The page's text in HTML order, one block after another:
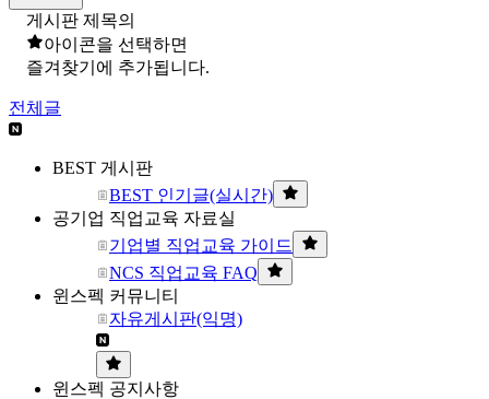
게시판 제목의
아이콘을 선택하면
즐겨찾기에 추가됩니다.
전체글
BEST 게시판
BEST 인기글(실시간)
공기업 직업교육 자료실
기업별 직업교육 가이드
NCS 직업교육 FAQ
윈스펙 커뮤니티
자유게시판(익명)
윈스펙 공지사항